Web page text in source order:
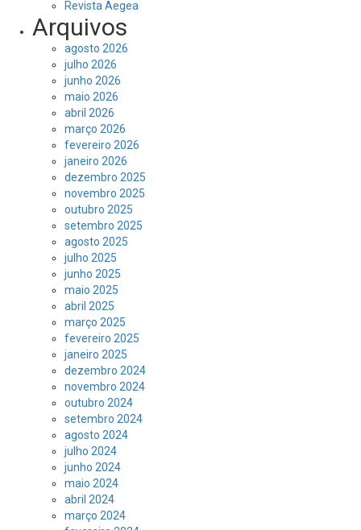
Revista Aegea
Arquivos
agosto 2026
julho 2026
junho 2026
maio 2026
abril 2026
março 2026
fevereiro 2026
janeiro 2026
dezembro 2025
novembro 2025
outubro 2025
setembro 2025
agosto 2025
julho 2025
junho 2025
maio 2025
abril 2025
março 2025
fevereiro 2025
janeiro 2025
dezembro 2024
novembro 2024
outubro 2024
setembro 2024
agosto 2024
julho 2024
junho 2024
maio 2024
abril 2024
março 2024